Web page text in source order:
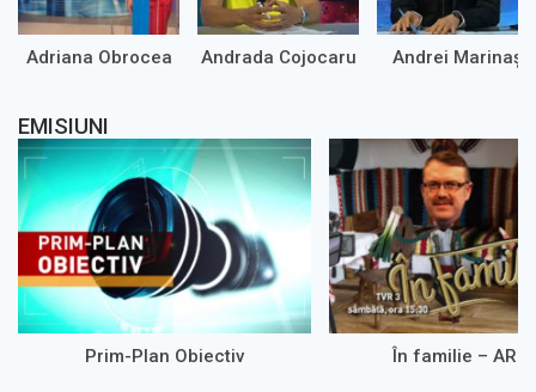
Adriana Obrocea Andrada Cojocaru Andrei Marinaș
EMISIUNI
Prim-Plan Obiectiv În familie –